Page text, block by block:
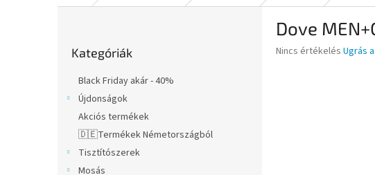
átugrása
Kategóriák
Black Friday akár - 40%
Újdonságok
Akciós termékek
🇩🇪Termékek Németországból
Tisztítószerek
Mosás
Dove
A
Nincs értékelés Ugrás